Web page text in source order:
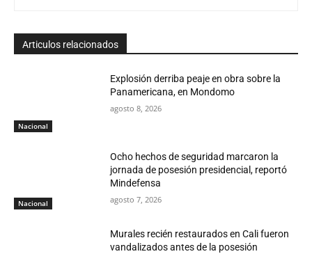
Articulos relacionados
Nacional
Explosión derriba peaje en obra sobre la
Panamericana, en Mondomo
agosto 8, 2026
Nacional
Ocho hechos de seguridad marcaron la
jornada de posesión presidencial, reportó
Mindefensa
agosto 7, 2026
Murales recién restaurados en Cali fueron
vandalizados antes de la posesión